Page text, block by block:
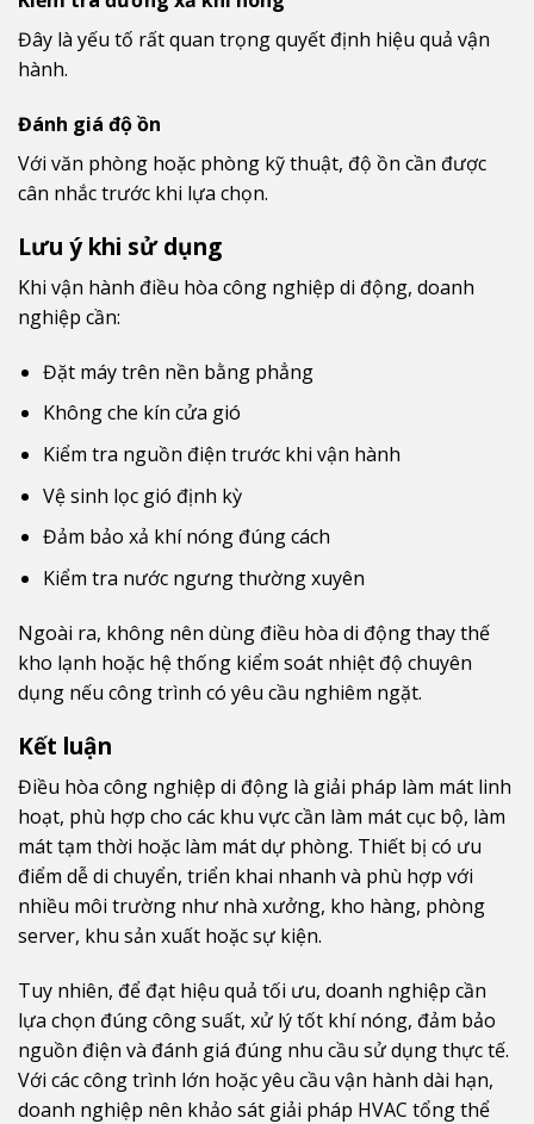
Đây là yếu tố rất quan trọng quyết định hiệu quả vận
hành.
Đánh giá độ ồn
Với văn phòng hoặc phòng kỹ thuật, độ ồn cần được
cân nhắc trước khi lựa chọn.
Lưu ý khi sử dụng
Khi vận hành điều hòa công nghiệp di động, doanh
nghiệp cần:
Đặt máy trên nền bằng phẳng
Không che kín cửa gió
Kiểm tra nguồn điện trước khi vận hành
Vệ sinh lọc gió định kỳ
Đảm bảo xả khí nóng đúng cách
Kiểm tra nước ngưng thường xuyên
Ngoài ra, không nên dùng điều hòa di động thay thế
kho lạnh hoặc hệ thống kiểm soát nhiệt độ chuyên
dụng nếu công trình có yêu cầu nghiêm ngặt.
Kết luận
Điều hòa công nghiệp di động là giải pháp làm mát linh
hoạt, phù hợp cho các khu vực cần làm mát cục bộ, làm
mát tạm thời hoặc làm mát dự phòng. Thiết bị có ưu
điểm dễ di chuyển, triển khai nhanh và phù hợp với
nhiều môi trường như nhà xưởng, kho hàng, phòng
server, khu sản xuất hoặc sự kiện.
Tuy nhiên, để đạt hiệu quả tối ưu, doanh nghiệp cần
lựa chọn đúng công suất, xử lý tốt khí nóng, đảm bảo
nguồn điện và đánh giá đúng nhu cầu sử dụng thực tế.
Với các công trình lớn hoặc yêu cầu vận hành dài hạn,
doanh nghiệp nên khảo sát giải pháp HVAC tổng thể